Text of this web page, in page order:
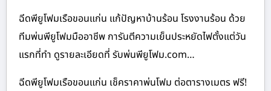
ฉีดพียูโฟมเรือขอนแก่น แก้ปัญหาบ้านร้อน โรงงานร้อน ด้วย
ทีมพ่นพียูโฟมมืออาชีพ การันตีความเย็นประหยัดไฟตั้งแต่วัน
แรกที่ทำ ดูรายละเอียดที่ รับพ่นพียูโฟม.com…
ฉีดพียูโฟมเรือขอนแก่น เช็คราคาพ่นโฟม ต่อตารางเมตร ฟรี!